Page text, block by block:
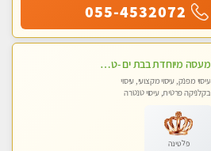
055-4532072
מעסה מיוחדת בבת ים -טטאינה בת ים לעיסוי בקליניקה מפוארת מאוד פרטית ומקצועי - עיסוי שוודי וספורטיבי 0543577687
עיסוי מפנק, עיסוי מקצועי, עיסוי
בקלניקה פרטית, עיסוי טנטרה
פלטינה